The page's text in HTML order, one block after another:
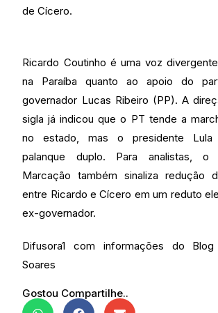
de Cícero.
Ricardo Coutinho é uma voz
na Paraíba quanto ao apoio do
governador Lucas Ribeiro (PP). A
sigla já indicou que o PT tende a
no estado, mas o presidente Lula
palanque duplo. Para analistas, o
Marcação também sinaliza redução
entre Ricardo e Cícero em um reduto
ex-governador.
Difusora1 com informações do
Soares
Gostou Compartilhe..